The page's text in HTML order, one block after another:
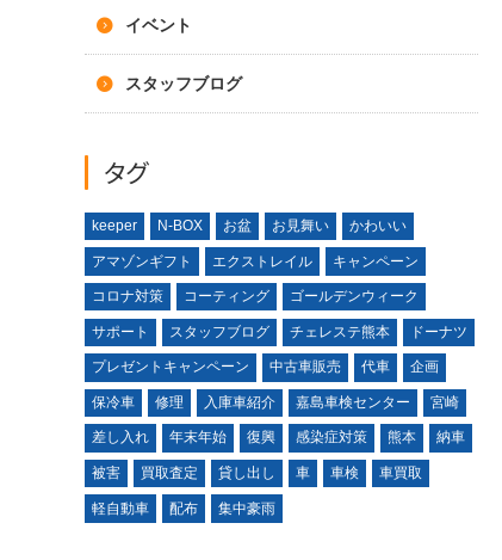
イベント
スタッフブログ
タグ
keeper N-BOX お盆 お見舞い かわいい
アマゾンギフト エクストレイル キャンペーン
コロナ対策 コーティング ゴールデンウィーク
サポート スタッフブログ チェレステ熊本 ドーナツ
プレゼントキャンペーン 中古車販売 代車 企画
保冷車 修理 入庫車紹介 嘉島車検センター 宮崎
差し入れ 年末年始 復興 感染症対策 熊本 納車
被害 買取査定 貸し出し 車 車検 車買取
軽自動車 配布 集中豪雨